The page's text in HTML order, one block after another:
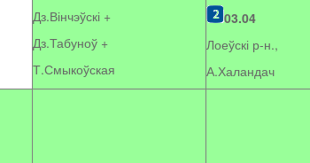
Дз.Вінчэўскі +
Дз.Табуноў +
Т.Смыкоўская
03.04
Лоеўскі р-н.,
А.Халандач